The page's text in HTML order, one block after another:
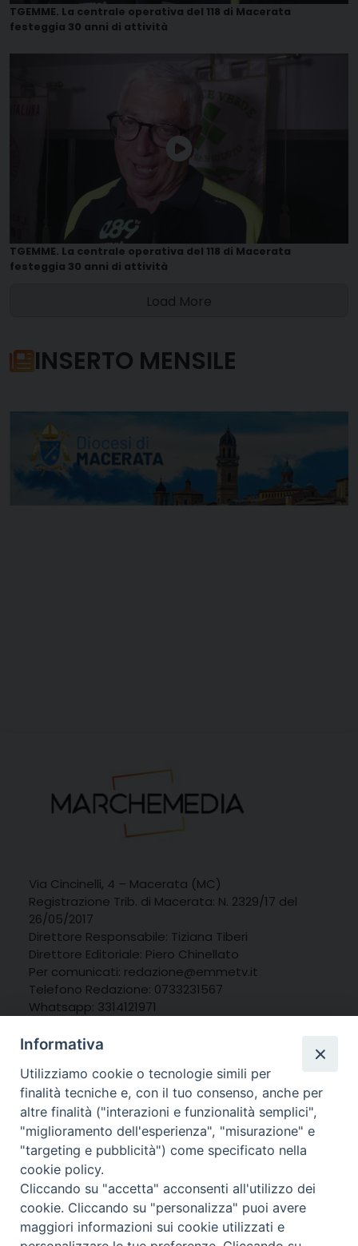
TGEMME. La centrale operativa del 118 di Macerata
festeggia 30 anni di attività
TGEMME. La centrale operativa del 118 di Macerata
festeggia 30 anni di attività
Load More
INSERTO MENSILE
Via Cincinelli, 4 – Macerata (MC)
Registrazione Trib. di Macerata: N. 2329/17 del
26/05/2017
Direttore Responsabile: Tiziana Tiberi
Direttore Editoriale: Piero Chinellato
Per comunicati: redazione@emmetv.it
Telefono Redazione: 0733231567
Whatsapp: 3314121971
Informativa
Utilizziamo cookie o tecnologie simili per
finalità tecniche e, con il tuo consenso, anche per
altre finalità ("interazioni e funzionalità semplici",
"miglioramento dell'esperienza", "misurazione" e
"targeting e pubblicità") come specificato nella
cookie policy.
Cliccando su "accetta" acconsenti all'utilizzo dei
cookie. Cliccando su "personalizza" puoi avere
maggiori informazioni sui cookie utilizzati e